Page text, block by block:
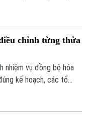
chỉnh từng thửa
nhiệm vụ đồng bộ hóa
kế hoạch, các tổ